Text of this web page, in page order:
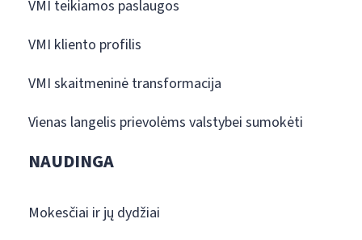
VMI teikiamos paslaugos
VMI kliento profilis
VMI skaitmeninė transformacija
Vienas langelis prievolėms valstybei sumokėti
NAUDINGA
Mokesčiai ir jų dydžiai